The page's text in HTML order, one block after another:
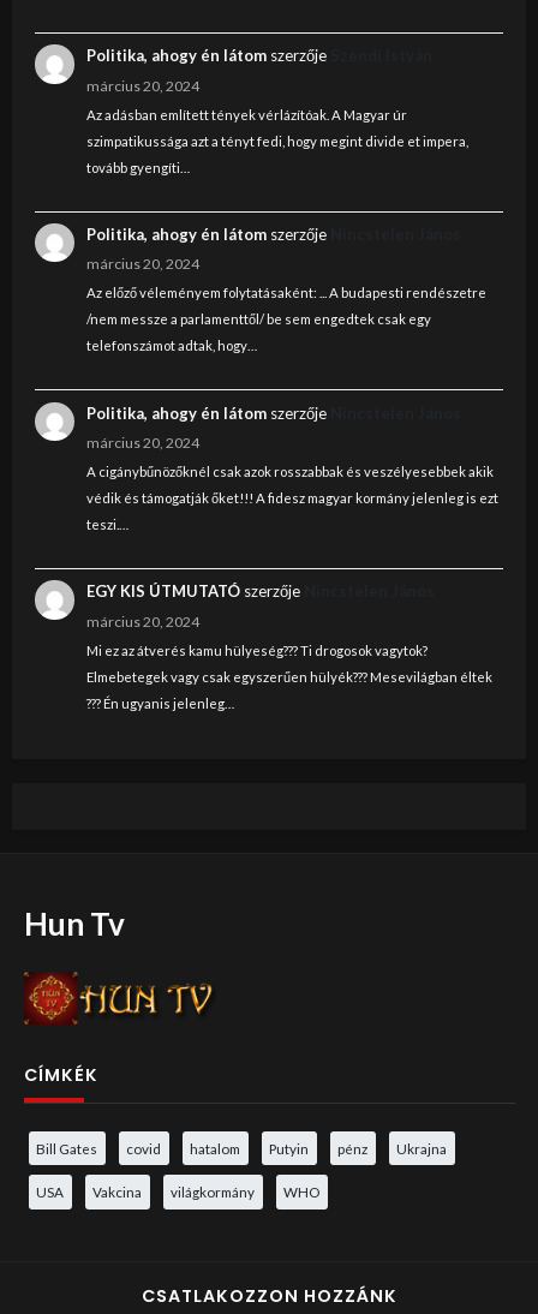
Politika, ahogy én látomszerzője
március 20, 2024
Az adásban említett tények vérlázítóak. A Magyar úr
szimpatikussága azt a tényt fedi, hogy megint divide et impera,
tovább gyengíti…
Politika, ahogy én látomszerzője
március 20, 2024
Az előző véleményem folytatásaként: ... A budapesti rendészetre
/nem messze a parlamenttől/ be sem engedtek csak egy
telefonszámot adtak, hogy…
Politika, ahogy én látomszerzője
március 20, 2024
A cigánybűnözőknél csak azok rosszabbak és veszélyesebbek akik
védik és támogatják őket!!! A fidesz magyar kormány jelenleg is ezt
teszi.…
EGY KIS ÚTMUTATÓszerzője
március 20, 2024
Mi ez az átverés kamu hülyeség??? Ti drogosok vagytok?
Elmebetegek vagy csak egyszerűen hülyék??? Mesevilágban éltek
??? Én ugyanis jelenleg…
Hun Tv
CÍMKÉK
Bill Gates covid hatalom Putyin pénz Ukrajna
USA Vakcina világkormány WHO
CSATLAKOZZON HOZZÁNK